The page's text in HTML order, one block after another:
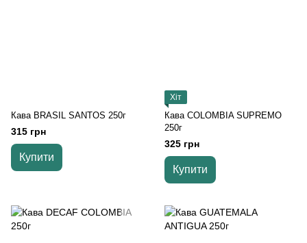
Кава BRASIL SANTOS 250г
315 грн
Купити
Хіт
Кава COLOMBIA SUPREMO
250г
325 грн
Купити